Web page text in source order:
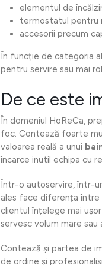
elementul de
termostatul pentru
accesorii precum
În funcție de categoria
pentru servire sau mai
De ce este
În domeniul HoReCa,
foc. Contează foarte
valoarea reală a unui
încarce inutil echipa cu
Într-o autoservire, într-
ales face diferența între
clientul înțelege mai
servesc volum mare
Contează și partea de
de ordine și